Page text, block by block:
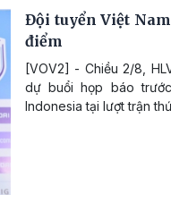
Đội tuyển Việt
điểm
[VOV2] - Chiều 2/8,
dự buổi họp báo
Indonesia tại lượt trận